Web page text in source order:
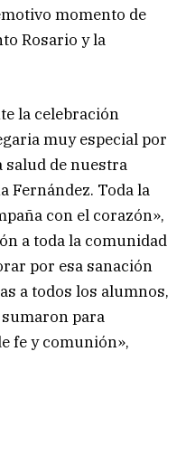
momento de
Rosario y la
la celebración
muy especial por
salud de nuestra
Fernández. Toda la
con el corazón»,
a toda la comunidad
por esa sanación
a todos los alumnos,
para
fe y comunión»,